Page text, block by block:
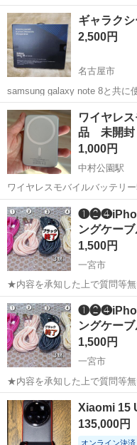
愛知 岡崎市 その他
ギャラク
2,500円
名古屋市
samsung galaxy note 8と共に
を変えましたのでも使えませ
愛知 名古屋市 その他
ワイヤレ
品 未開
1,000円
中村公園駅
ワイヤレスモバイルバッテリー
円/個
愛知 名古屋市 中村公
ングケー
1,500円
一宮市
★内容を承知した上で質問等
願いいたします。 ✿お客様の過失が原因による不具合や継続使用によ
る自然故障は保証対象外となります。 ◉2.1Aの急速充電
性能抜群なのでバッテリー...
愛知 一宮市 その他
ングケー
1,500円
一宮市
★内容を承知した上で質問等無
願いいたします。 ✿お客様の過失が原因による不具合や継続使用によ
る自然故障は保証対象外となります。 ◉2.1Aの急速充
性能抜群なのでバッテリー...
愛知 一宮市
Xiaomi 15
135,000円
オンライン決済